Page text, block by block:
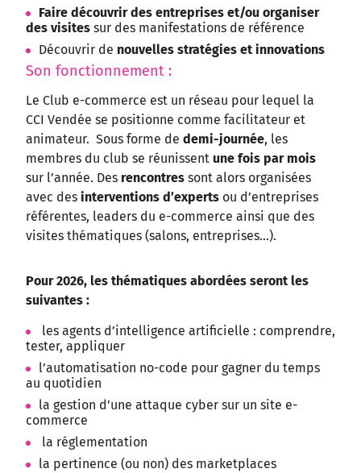
Faire découvrir des entreprises et/ou organiser
des visites sur des manifestations de référence
Découvrir de nouvelles stratégies et innovations
Son fonctionnement :
Le Club e-commerce est un réseau pour lequel la
CCI Vendée se positionne comme facilitateur et
animateur. Sous forme de demi-journée, les
membres du club se réunissent une fois par mois
sur l’année. Des rencontres sont alors organisées
avec des interventions d’experts ou d’entreprises
référentes, leaders du e-commerce ainsi que des
visites thématiques (salons, entreprises…).
Pour 2026, les thématiques abordées seront les
suivantes :
les agents d’intelligence artificielle : comprendre,
tester, appliquer
l’automatisation no-code pour gagner du temps
au quotidien
la gestion d’une attaque cyber sur un site e-
commerce
la réglementation
la pertinence (ou non) des marketplaces